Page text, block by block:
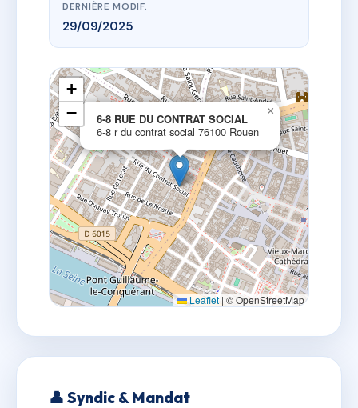
DERNIÈRE MODIF.
29/09/2025
6-8 RUE DU CONTRAT SOCIAL
6-8 r du contrat social 76100 Rouen
×
+
−
Leaflet | © OpenStreetMap
👤 Syndic & Mandat